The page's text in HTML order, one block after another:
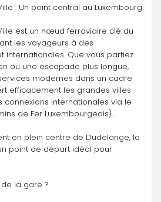
: Un point central au Luxembourg
est un nœud ferroviaire clé du
les voyageurs à des
internationales. Que vous partiez
ou une escapade plus longue,
modernes dans un cadre
efficacement les grandes villes
connexions internationales via le
de Fer Luxembourgeois).
en plein centre de Dudelange, la
point de départ idéal pour
la gare ?